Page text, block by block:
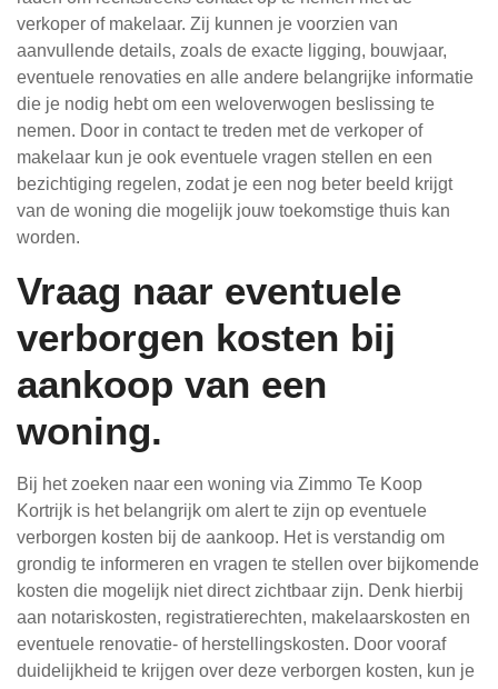
verkoper of makelaar. Zij kunnen je voorzien van
aanvullende details, zoals de exacte ligging, bouwjaar,
eventuele renovaties en alle andere belangrijke informatie
die je nodig hebt om een weloverwogen beslissing te
nemen. Door in contact te treden met de verkoper of
makelaar kun je ook eventuele vragen stellen en een
bezichtiging regelen, zodat je een nog beter beeld krijgt
van de woning die mogelijk jouw toekomstige thuis kan
worden.
Vraag naar eventuele
verborgen kosten bij
aankoop van een
woning.
Bij het zoeken naar een woning via Zimmo Te Koop
Kortrijk is het belangrijk om alert te zijn op eventuele
verborgen kosten bij de aankoop. Het is verstandig om
grondig te informeren en vragen te stellen over bijkomende
kosten die mogelijk niet direct zichtbaar zijn. Denk hierbij
aan notariskosten, registratierechten, makelaarskosten en
eventuele renovatie- of herstellingskosten. Door vooraf
duidelijkheid te krijgen over deze verborgen kosten, kun je